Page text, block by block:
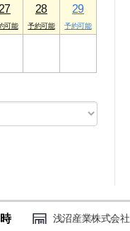
27 28 29
浅沼産業株式会社